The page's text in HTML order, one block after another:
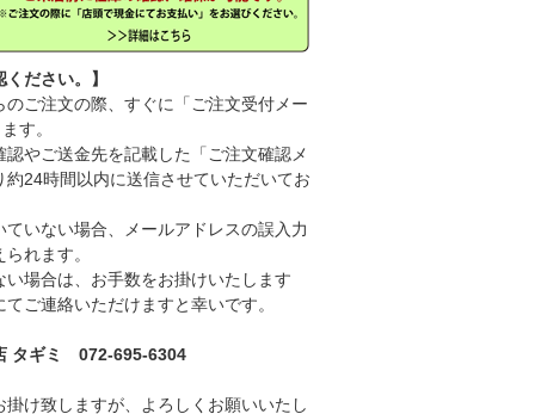
ださい。】
ご注文の際、すぐに「ご注文受付メー
す。
やご送金先を記載した「ご注文確認メ
約24時間以内に送信させていただいてお
いない場合、メールアドレスの誤入力
れます。
場合は、お手数をお掛けいたします
ご連絡いただけますと幸いです。
タギミ 072-695-6304
け致しますが、よろしくお願いいたし